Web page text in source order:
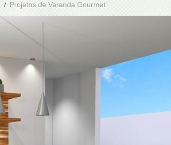
Projetos de Varanda Gourmet